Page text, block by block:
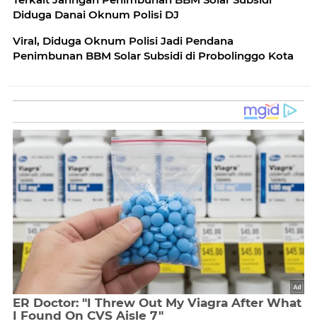
Diduga Danai Oknum Polisi DJ
Viral, Diduga Oknum Polisi Jadi Pendana
Penimbunan BBM Solar Subsidi di Probolinggo Kota